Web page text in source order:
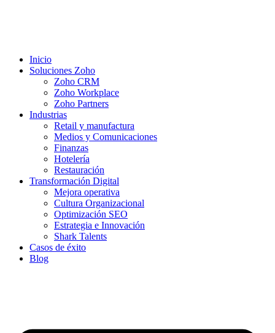
Inicio
Soluciones Zoho
Zoho CRM
Zoho Workplace
Zoho Partners
Industrias
Retail y manufactura
Medios y Comunicaciones
Finanzas
Hotelería
Restauración
Transformación Digital
Mejora operativa
Cultura Organizacional
Optimización SEO
Estrategia e Innovación
Shark Talents
Casos de éxito
Blog